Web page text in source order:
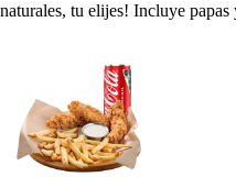
naturales, tu elijes! Incluye